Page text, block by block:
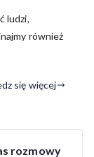
ludzi,
również
się więcej
rozmowy